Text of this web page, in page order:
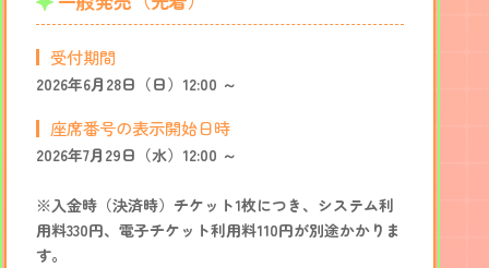
受付期間
2026年6月28日（日）12:00 ～
座席番号の表示開始日時
2026年7月29日（水）12:00 ～
※入金時（決済時）チケット1枚につき、システム利
用料330円、電子チケット利用料110円が別途かかりま
す。